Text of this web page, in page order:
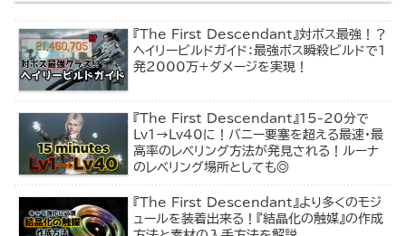
『The First Descendant』対ボス最強！？
ヘイリービルドガイド：最強ボス瞬殺ビルドで1
発2000万+ダメージを実現！
『The First Descendant』15-20分で
Lv1→Lv40に！バニー要塞を超える最速・最
高率のレベリング方法が発見される！ルーナ
のレベリング場所としても◎
『The First Descendant』より多くのモジ
ュールを装着出来る！『結晶化の触媒』の作成